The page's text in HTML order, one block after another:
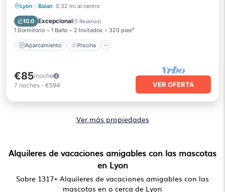
Lyon · Balan 0.32 mi al centro
10.0 Excepcional(5 Reseñas)
1 Dormitorio 1 Baño 2 Invitados 323 pies²
Aparcamiento Piscina
Aparcamiento
Balcón/Terraza
€85/noche
7 noches - €594 VER OFERTA
Ver más propiedades
Alquileres de vacaciones amigables con las mascotas
en Lyon
Sobre 1317+ Alquileres de vacaciones amigables con las
mascotas en o cerca de Lyon